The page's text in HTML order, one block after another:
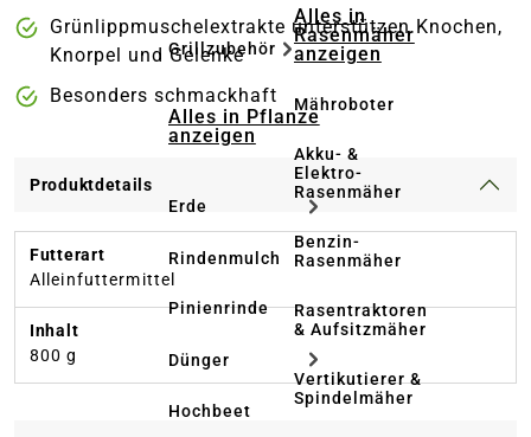
Grillzubehör
Alles in Pflanze
anzeigen
Erde
Rindenmulch
Pinienrinde
Dünger
Hochbeet
Alles in
Rasenmäher
anzeigen
Mähroboter
Akku- &
Elektro-
Rasenmäher
Benzin-
Rasenmäher
Rasentraktoren
& Aufsitzmäher
Vertikutierer &
Spindelmäher
Grünlippmuschelextrakte unterstützen Knochen,
Knorpel und Gelenke
Besonders schmackhaft
Produktdetails
Futterart
Alleinfuttermittel
Inhalt
800 g